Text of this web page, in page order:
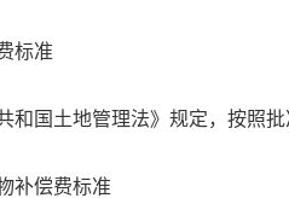
标准
和国土地管理法》规定，按照
补偿费标准